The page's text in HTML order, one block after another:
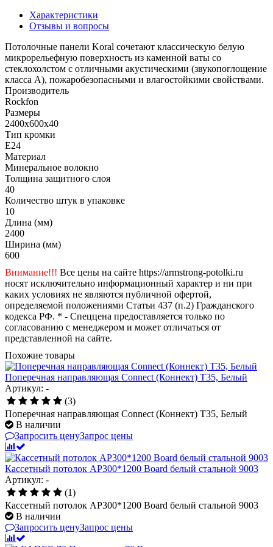
Характеристики
Отзывы и вопросы
Потолочные панели Koral сочетают классическую белую
микрорельефную поверхность из каменной ваты со
стеклохолстом с отличными акустическими (звукопоглощение
класса А), пожаробезопасными и влагостойкими свойствами.
Производитель
Rockfon
Размеры
2400x600x40
Тип кромки
E24
Материал
Минеральное волокно
Толщина защитного слоя
40
Количество штук в упаковке
10
Длина (мм)
2400
Ширина (мм)
600
Внимание!!! Все цены на сайте https://armstrong-potolki.ru
носят исключительно информационный характер и ни при
каких условиях не являются публичной офертой,
определяемой положениями Статьи 437 (п.2) Гражданского
кодекса РФ. * - Спеццена предоставляется только по
согласованию с менеджером и может отличаться от
представленной на сайте.
Похожие товары
Поперечная направляющая Connect (Коннект) T35, Белый
Артикул: -
(3)
Поперечная направляющая Connect (Коннект) T35, Белый
В наличии
Запросить ценуЗапрос цены
Кассетный потолок AP300*1200 Board белый стальной 9003
Артикул: -
(1)
Кассетный потолок AP300*1200 Board белый стальной 9003
В наличии
Запросить ценуЗапрос цены